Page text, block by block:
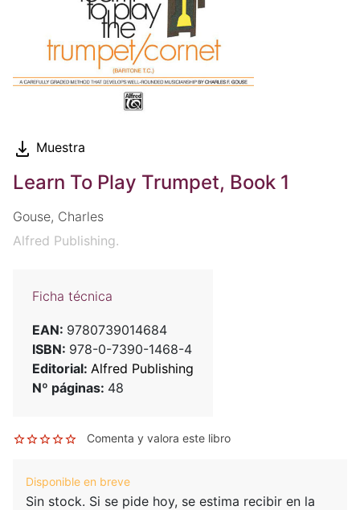
Muestra
Learn To Play Trumpet, Book 1
Gouse, Charles
Alfred Publishing.
Ficha técnica
EAN: 9780739014684
ISBN: 978-0-7390-1468-4
Editorial: Alfred Publishing
Nº páginas: 48
Comenta y valora este libro
Disponible en breve
Sin stock. Si se pide hoy, se estima recibir en la